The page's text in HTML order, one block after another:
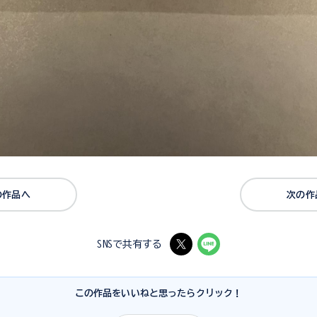
作品へ 次の作
SNSで共有する
この作品をいいねと思ったらクリック！